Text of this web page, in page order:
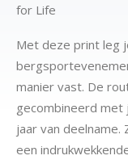
for Life
Met deze print leg
manier vast. De
gecombineerd met
jaar van deelname.
een